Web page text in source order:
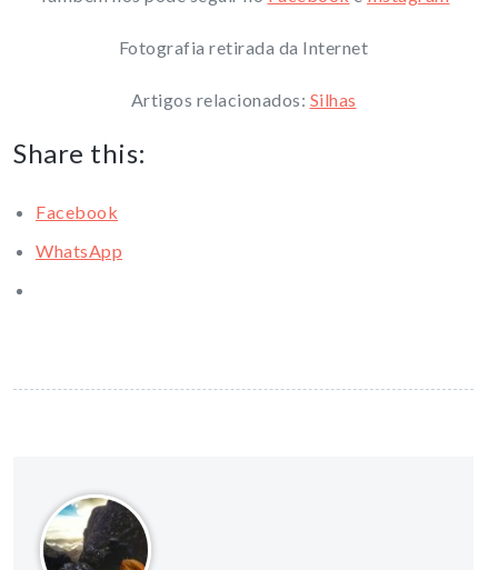
Fotografia retirada da Internet
Artigos relacionados: Silhas
Share this:
Facebook
WhatsApp